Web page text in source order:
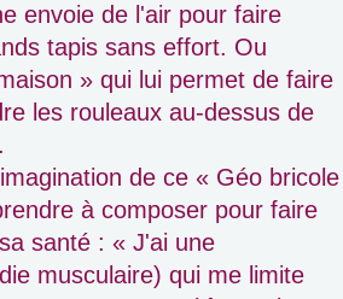
envoie de l'air pour faire
tapis sans effort. Ou
» qui lui permet de faire
les rouleaux au-dessus de
de ce « Géo bricole
à composer pour faire
santé : « J'ai une
musculaire) qui me limite